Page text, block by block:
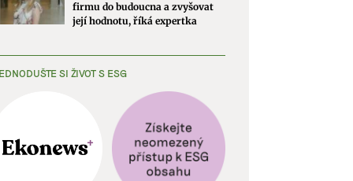
firmu do budoucna a zvyšovat
její hodnotu, říká expertka
SI ŽIVOT S ESG